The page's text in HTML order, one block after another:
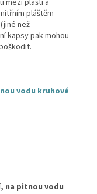
pláštěm
než
kapsy pak mohou
vodu kruhové
na pitnou vodu